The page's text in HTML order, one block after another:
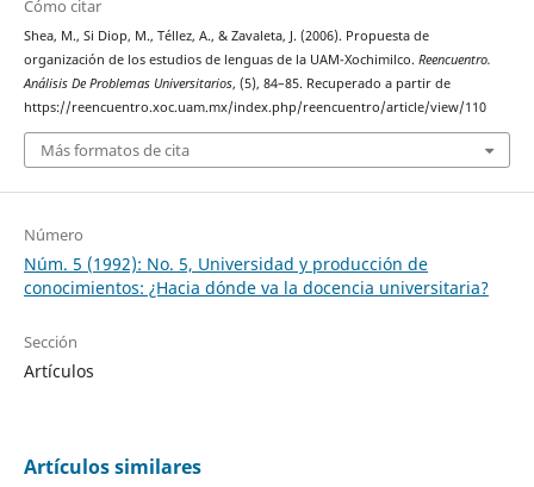
Cómo citar
Shea, M., Si Diop, M., Téllez, A., & Zavaleta, J. (2006). Propuesta de
organización de los estudios de lenguas de la UAM-Xochimilco. Reencuentro.
Análisis De Problemas Universitarios, (5), 84–85. Recuperado a partir de
https://reencuentro.xoc.uam.mx/index.php/reencuentro/article/view/110
Más formatos de cita
Número
Núm. 5 (1992): No. 5, Universidad y producción de
conocimientos: ¿Hacia dónde va la docencia universitaria?
Sección
Artículos
Artículos similares